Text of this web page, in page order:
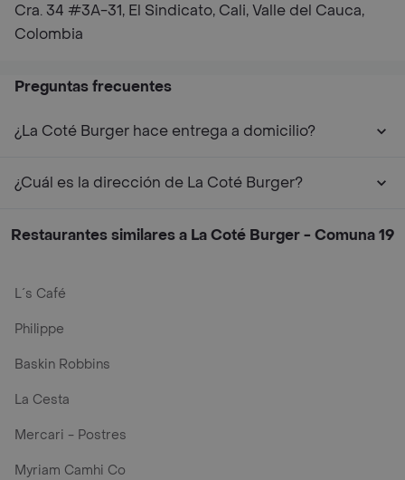
Cra. 34 #3A-31, El Sindicato, Cali, Valle del Cauca,
Colombia
Preguntas frecuentes
¿La Coté Burger hace entrega a domicilio?
¿Cuál es la dirección de La Coté Burger?
Restaurantes similares a La Coté Burger - Comuna 19
L´s Café
Philippe
Baskin Robbins
La Cesta
Mercari - Postres
Myriam Camhi Co